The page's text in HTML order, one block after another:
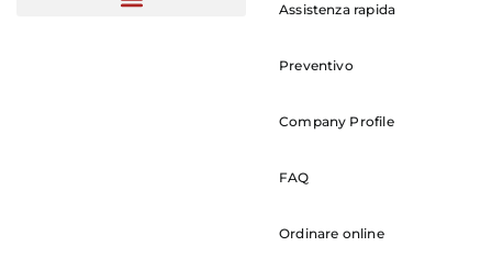
Assistenza rapida
Preventivo
Company Profile
FAQ
Ordinare online